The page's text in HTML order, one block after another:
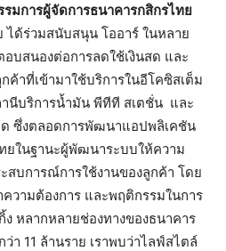
รมการผู้จัดการธนาคารกสิกรไทย
ได้ร่วมสนับสนุน โออาร์ ในหลาย
อบสนองต่อการลดใช้เงินสด และ
าที่เข้ามาใช้บริการในอีโคซิสเต็ม
านีบริการน้ำมัน พีทีที สเตชั่น และ
ด ซึ่งตลอดการพัฒนาแอปพลิเคชัน
ยในฐานะผู้พัฒนาระบบให้ความ
สบการณ์การใช้งานของลูกค้า โดย
วามต้องการ และพฤติกรรมในการ
หลากหลายช่องทางของธนาคาร
า 11 ล้านราย เราพบว่าไลฟ์สไตล์